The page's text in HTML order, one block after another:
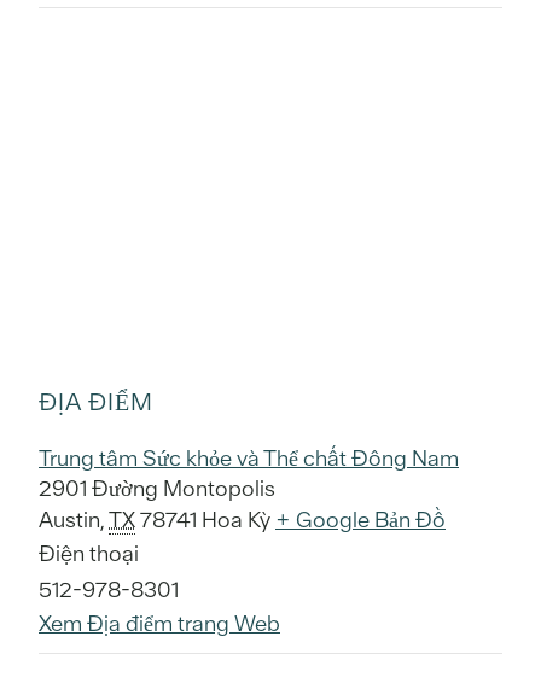
ĐỊA ĐIỂM
Trung tâm Sức khỏe và Thể chất Đông Nam
2901 Đường Montopolis
Austin,TX78741 Hoa Kỳ + Google Bản Đồ
Điện thoại
512-978-8301
Xem Địa điểm trang Web